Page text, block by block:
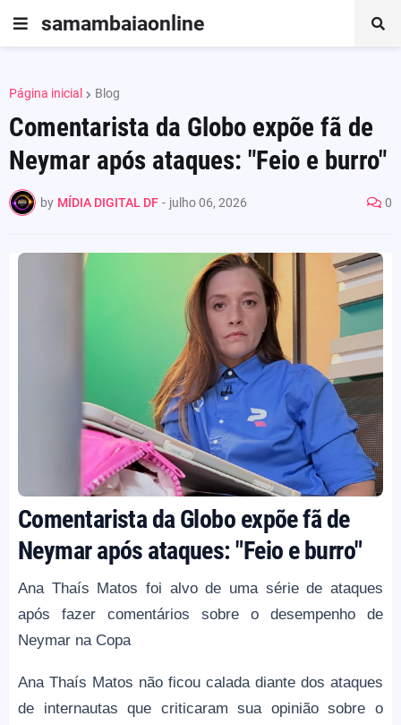
samambaiaonline
Página inicial Blog
Comentarista da Globo expõe fã de
Neymar após ataques: "Feio e burro"
by MÍDIA DIGITAL DF - julho 06, 2026 0
Comentarista da Globo expõe fã de
Neymar após ataques: "Feio e burro"
Ana Thaís Matos foi alvo de uma série de ataques
após fazer comentários sobre o desempenho de
Neymar na Copa
Ana Thaís Matos não ficou calada diante dos ataques
de internautas que criticaram sua opinião sobre o